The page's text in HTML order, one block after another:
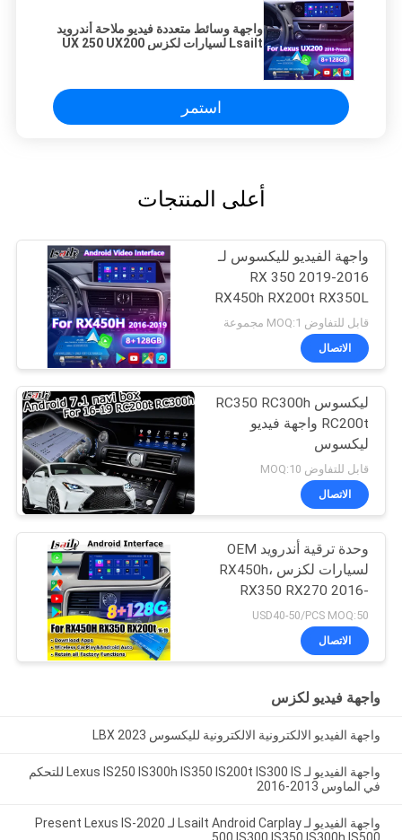
واجهة وسائط متعددة فيديو ملاحة أندرويد
Lsailt لسيارات لكزس UX 250 UX200
استمر
أعلى المنتجات
واجهة الفيديو لليكسوس لـ
2016-2019 RX 350
RX450h RX200t RX350L
RX450L RX300 RX350
قابل للتفاوض MOQ:1 مجموعة
الاتصال
ليكسوس RC350 RC300h
RC200t واجهة فيديو
ليكسوس
قابل للتفاوض MOQ:10
الاتصال
وحدة ترقية أندرويد OEM
لسيارات لكزس RX450h،
RX350 RX270 2016-
2021، دمج كاربلاي
لاسلكي، أندرويد أوتو،
يوتيوب، نتفليكس
USD40-50/PCS MOQ:50
الاتصال
واجهة فيديو لكزس
واجهة الفيديو الالكترونية الالكترونية لليكسوس LBX 2023
واجهة الفيديو لـ Lexus IS250 IS300h IS350 IS200t IS300 IS للتحكم
في الماوس 2013-2016
واجهة الفيديو لـ Lsailt Android Carplay لـ 2020-Present Lexus IS